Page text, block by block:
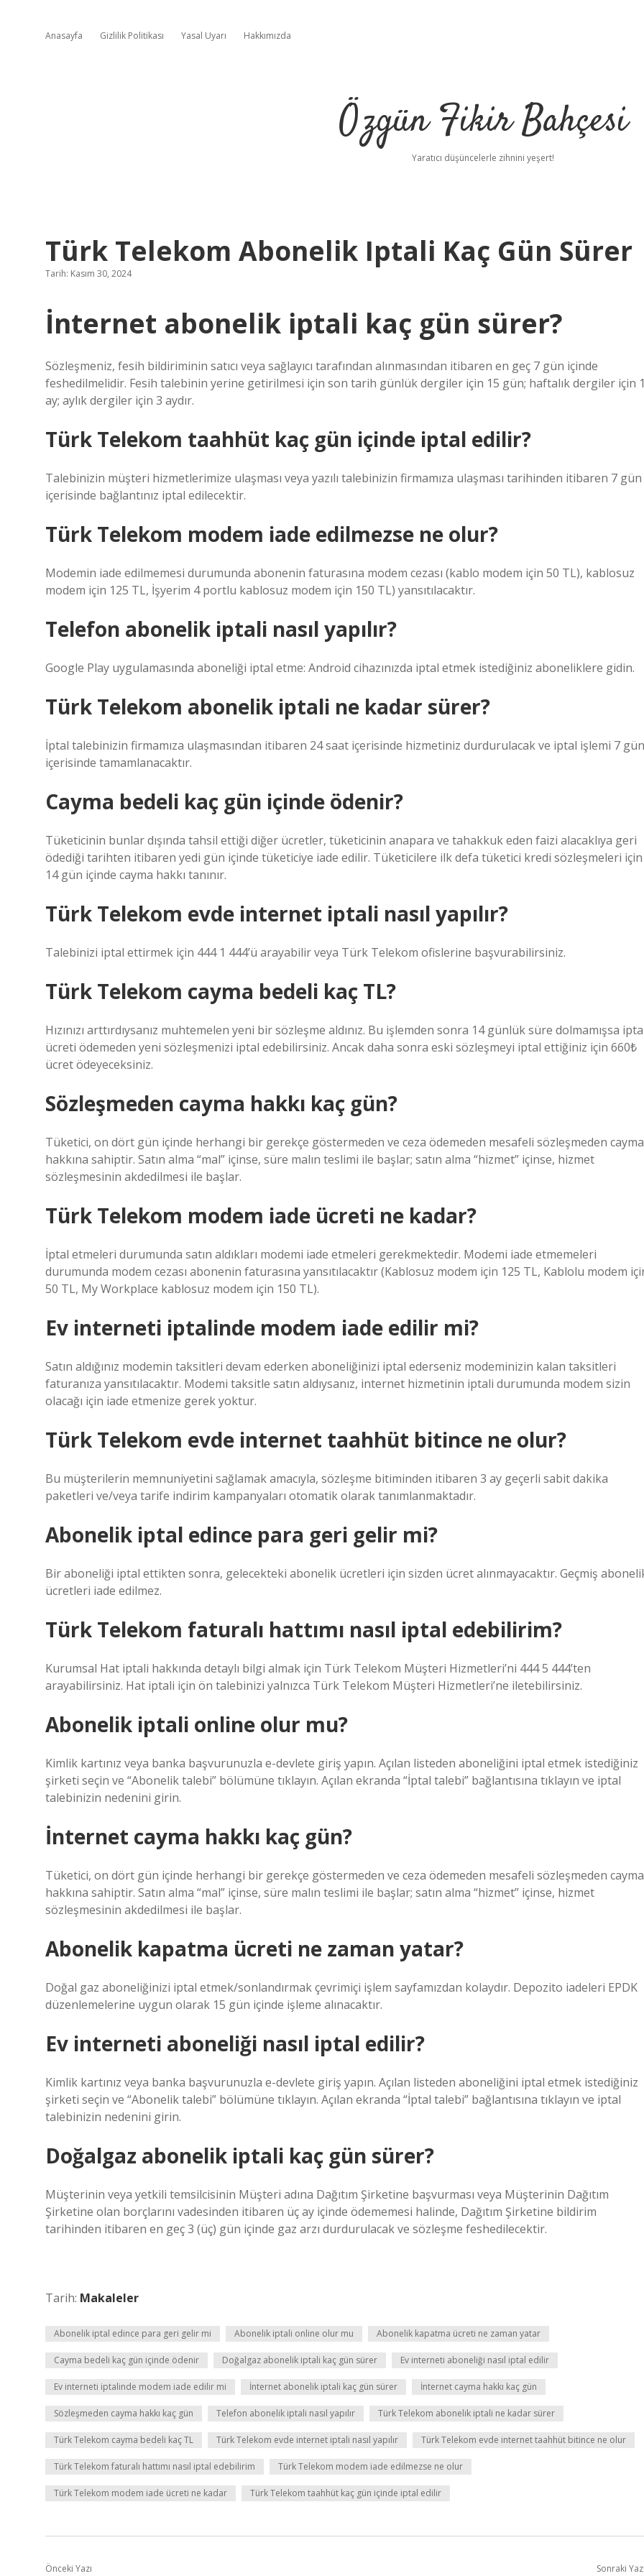
Anasayfa Gizlilik Politikası Yasal Uyarı Hakkımızda
Özgün Fikir Bahçesi
Yaratıcı düşüncelerle zihnini yeşert!
Türk Telekom Abonelik Iptali Kaç Gün Sürer
Tarih: Kasım 30, 2024
İnternet abonelik iptali kaç gün sürer?
Sözleşmeniz, fesih bildiriminin satıcı veya sağlayıcı tarafından alınmasından itibaren en geç 7 gün içinde
feshedilmelidir. Fesih talebinin yerine getirilmesi için son tarih günlük dergiler için 15 gün; haftalık dergiler için
ay; aylık dergiler için 3 aydır.
Türk Telekom taahhüt kaç gün içinde iptal edilir?
Talebinizin müşteri hizmetlerimize ulaşması veya yazılı talebinizin firmamıza ulaşması tarihinden itibaren 7 gün
içerisinde bağlantınız iptal edilecektir.
Türk Telekom modem iade edilmezse ne olur?
Modemin iade edilmemesi durumunda abonenin faturasına modem cezası (kablo modem için 50 TL), kablosuz
modem için 125 TL, İşyerim 4 portlu kablosuz modem için 150 TL) yansıtılacaktır.
Telefon abonelik iptali nasıl yapılır?
Google Play uygulamasında aboneliği iptal etme: Android cihazınızda iptal etmek istediğiniz aboneliklere gidin.
Türk Telekom abonelik iptali ne kadar sürer?
İptal talebinizin firmamıza ulaşmasından itibaren 24 saat içerisinde hizmetiniz durdurulacak ve iptal işlemi 7 gün
içerisinde tamamlanacaktır.
Cayma bedeli kaç gün içinde ödenir?
Tüketicinin bunlar dışında tahsil ettiği diğer ücretler, tüketicinin anapara ve tahakkuk eden faizi alacaklıya geri
ödediği tarihten itibaren yedi gün içinde tüketiciye iade edilir. Tüketicilere ilk defa tüketici kredi sözleşmeleri için
14 gün içinde cayma hakkı tanınır.
Türk Telekom evde internet iptali nasıl yapılır?
Talebinizi iptal ettirmek için 444 1 444’ü arayabilir veya Türk Telekom ofislerine başvurabilirsiniz.
Türk Telekom cayma bedeli kaç TL?
Hızınızı arttırdıysanız muhtemelen yeni bir sözleşme aldınız. Bu işlemden sonra 14 günlük süre dolmamışsa
ücreti ödemeden yeni sözleşmenizi iptal edebilirsiniz. Ancak daha sonra eski sözleşmeyi iptal ettiğiniz için 660₺
ücret ödeyeceksiniz.
Sözleşmeden cayma hakkı kaç gün?
Tüketici, on dört gün içinde herhangi bir gerekçe göstermeden ve ceza ödemeden mesafeli sözleşmeden cayma
hakkına sahiptir. Satın alma “mal” içinse, süre malın teslimi ile başlar; satın alma “hizmet” içinse, hizmet
sözleşmesinin akdedilmesi ile başlar.
Türk Telekom modem iade ücreti ne kadar?
İptal etmeleri durumunda satın aldıkları modemi iade etmeleri gerekmektedir. Modemi iade etmemeleri
durumunda modem cezası abonenin faturasına yansıtılacaktır (Kablosuz modem için 125 TL, Kablolu modem
50 TL, My Workplace kablosuz modem için 150 TL).
Ev interneti iptalinde modem iade edilir mi?
Satın aldığınız modemin taksitleri devam ederken aboneliğinizi iptal ederseniz modeminizin kalan taksitleri
faturanıza yansıtılacaktır. Modemi taksitle satın aldıysanız, internet hizmetinin iptali durumunda modem sizin
olacağı için iade etmenize gerek yoktur.
Türk Telekom evde internet taahhüt bitince ne olur?
Bu müşterilerin memnuniyetini sağlamak amacıyla, sözleşme bitiminden itibaren 3 ay geçerli sabit dakika
paketleri ve/veya tarife indirim kampanyaları otomatik olarak tanımlanmaktadır.
Abonelik iptal edince para geri gelir mi?
Bir aboneliği iptal ettikten sonra, gelecekteki abonelik ücretleri için sizden ücret alınmayacaktır. Geçmiş
ücretleri iade edilmez.
Türk Telekom faturalı hattımı nasıl iptal edebilirim?
Kurumsal Hat iptali hakkında detaylı bilgi almak için Türk Telekom Müşteri Hizmetleri’ni 444 5 444’ten
arayabilirsiniz. Hat iptali için ön talebinizi yalnızca Türk Telekom Müşteri Hizmetleri’ne iletebilirsiniz.
Abonelik iptali online olur mu?
Kimlik kartınız veya banka başvurunuzla e-devlete giriş yapın. Açılan listeden aboneliğini iptal etmek istediğiniz
şirketi seçin ve “Abonelik talebi” bölümüne tıklayın. Açılan ekranda “İptal talebi” bağlantısına tıklayın ve iptal
talebinizin nedenini girin.
İnternet cayma hakkı kaç gün?
Tüketici, on dört gün içinde herhangi bir gerekçe göstermeden ve ceza ödemeden mesafeli sözleşmeden cayma
hakkına sahiptir. Satın alma “mal” içinse, süre malın teslimi ile başlar; satın alma “hizmet” içinse, hizmet
sözleşmesinin akdedilmesi ile başlar.
Abonelik kapatma ücreti ne zaman yatar?
Doğal gaz aboneliğinizi iptal etmek/sonlandırmak çevrimiçi işlem sayfamızdan kolaydır. Depozito iadeleri EPDK
düzenlemelerine uygun olarak 15 gün içinde işleme alınacaktır.
Ev interneti aboneliği nasıl iptal edilir?
Kimlik kartınız veya banka başvurunuzla e-devlete giriş yapın. Açılan listeden aboneliğini iptal etmek istediğiniz
şirketi seçin ve “Abonelik talebi” bölümüne tıklayın. Açılan ekranda “İptal talebi” bağlantısına tıklayın ve iptal
talebinizin nedenini girin.
Doğalgaz abonelik iptali kaç gün sürer?
Müşterinin veya yetkili temsilcisinin Müşteri adına Dağıtım Şirketine başvurması veya Müşterinin Dağıtım
Şirketine olan borçlarını vadesinden itibaren üç ay içinde ödememesi halinde, Dağıtım Şirketine bildirim
tarihinden itibaren en geç 3 (üç) gün içinde gaz arzı durdurulacak ve sözleşme feshedilecektir.
Tarih: Makaleler
Abonelik iptal edince para geri gelir mi Abonelik iptali online olur mu Abonelik kapatma ücreti ne zaman yatar
Cayma bedeli kaç gün içinde ödenir Doğalgaz abonelik iptali kaç gün sürer Ev interneti aboneliği nasıl iptal edilir
Ev interneti iptalinde modem iade edilir mi İnternet abonelik iptali kaç gün sürer İnternet cayma hakkı kaç gün
Sözleşmeden cayma hakkı kaç gün Telefon abonelik iptali nasıl yapılır Türk Telekom abonelik iptali ne kadar sürer
Türk Telekom cayma bedeli kaç TL Türk Telekom evde internet iptali nasıl yapılır Türk Telekom evde internet taahhüt bitince ne olur
Türk Telekom faturalı hattımı nasıl iptal edebilirim Türk Telekom modem iade edilmezse ne olur
Türk Telekom modem iade ücreti ne kadar Türk Telekom taahhüt kaç gün içinde iptal edilir
Önceki Yazı Sonraki